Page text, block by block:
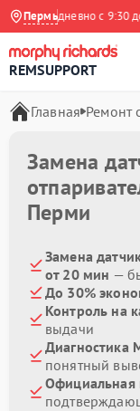
Пермь
Ежедневно с 9:30 до
REMSUPPORT
Главная Ремонт
Замена
Перми
Замена
от 20 мин —
До 30%
Контроль на
выдачи
Диагностика
понятный
Официальная